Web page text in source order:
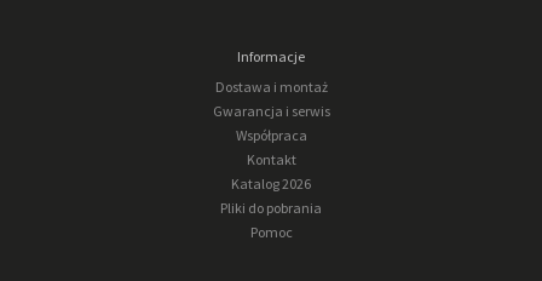
Informacje
Dostawa i montaż
Gwarancja i serwis
Współpraca
Kontakt
Katalog 2026
Pliki do pobrania
Pomoc